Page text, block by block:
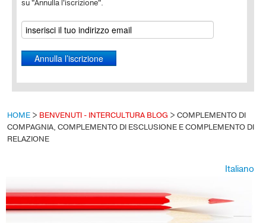
su "Annulla l'iscrizione".
HOME > BENVENUTI - INTERCULTURA BLOG > COMPLEMENTO DI
COMPAGNIA, COMPLEMENTO DI ESCLUSIONE E COMPLEMENTO DI
RELAZIONE
Italiano